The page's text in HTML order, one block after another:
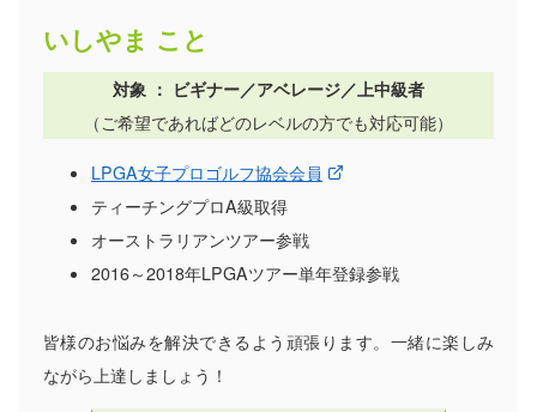
いしやま こと
対象 ： ビギナー／アベレージ／上中級者
（ご希望であればどのレベルの方でも対応可能）
LPGA女子プロゴルフ協会会員
ティーチングプロA級取得
オーストラリアンツアー参戦
2016～2018年LPGAツアー単年登録参戦
皆様のお悩みを解決できるよう頑張ります。一緒に楽しみ
ながら上達しましょう！